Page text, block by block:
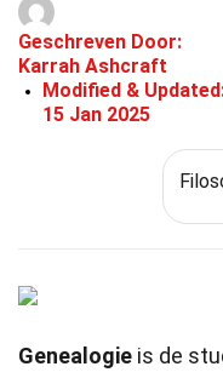
Geschreven Door:
Karrah Ashcraft
Modified &
15 Jan 2025
Genealogie is de